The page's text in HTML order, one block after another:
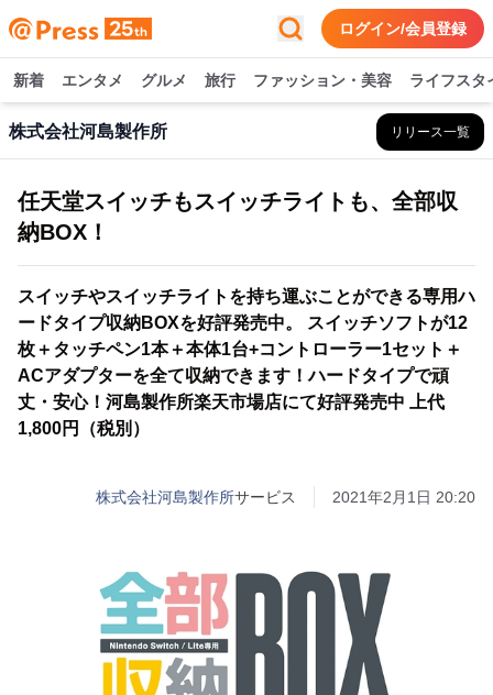
ログイン/会員登録
新着 エンタメ グルメ 旅行 ファッション・美容 ライフスタ
株式会社河島製作所 リリース一覧
任天堂スイッチもスイッチライトも、全部収
納BOX！
スイッチやスイッチライトを持ち運ぶことができる専用ハ
ードタイプ収納BOXを好評発売中。 スイッチソフトが12
枚＋タッチペン1本＋本体1台+コントローラー1セット＋
ACアダプターを全て収納できます！ハードタイプで頑
丈・安心！河島製作所楽天市場店にて好評発売中 上代
1,800円（税別）
株式会社河島製作所サービス 2021年2月1日 20:20